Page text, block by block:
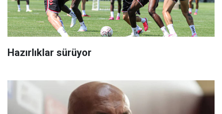
Hazırlıklar sürüyor